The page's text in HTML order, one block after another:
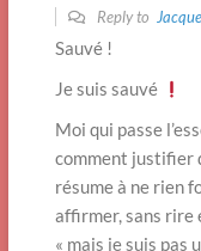
Reply to
Sauvé !
Je suis sauvé
Moi qui passe
comment justifier
résume à ne rien
affirmer, sans rire
« mais je suis pas